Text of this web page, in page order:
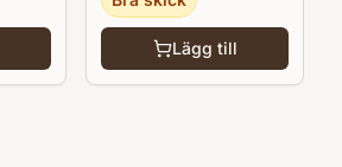
Lägg till